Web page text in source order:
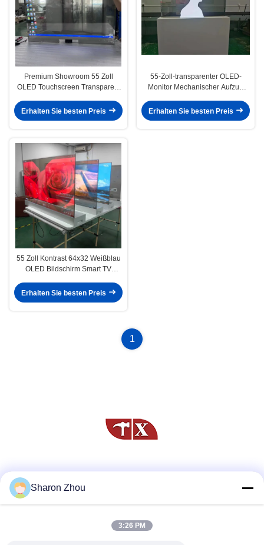
Premium Showroom 55 Zoll
OLED Touchscreen Transparent
Maschine
Erhalten Sie besten Preis
55-Zoll-transparenter OLED-
Monitor Mechanischer Aufzug
Erhalten Sie besten Preis
55 Zoll Kontrast 64x32 Weißblau
OLED Bildschirm Smart TV
Erhalten Sie besten Preis
1
Schnelle Kontaktaufnahme
Sharon Zhou
3:26 PM